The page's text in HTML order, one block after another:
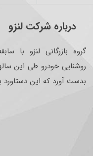
درباره شرکت لنزو
گروه بازرگانی لنزو با
روشنایی خودرو طی این
بدست آورد که این